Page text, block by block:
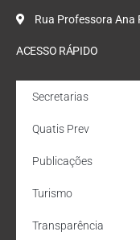
Rua Professora Ana
ACESSO RÁPIDO
Secretarias
Quatis Prev
Publicações
Turismo
Transparência